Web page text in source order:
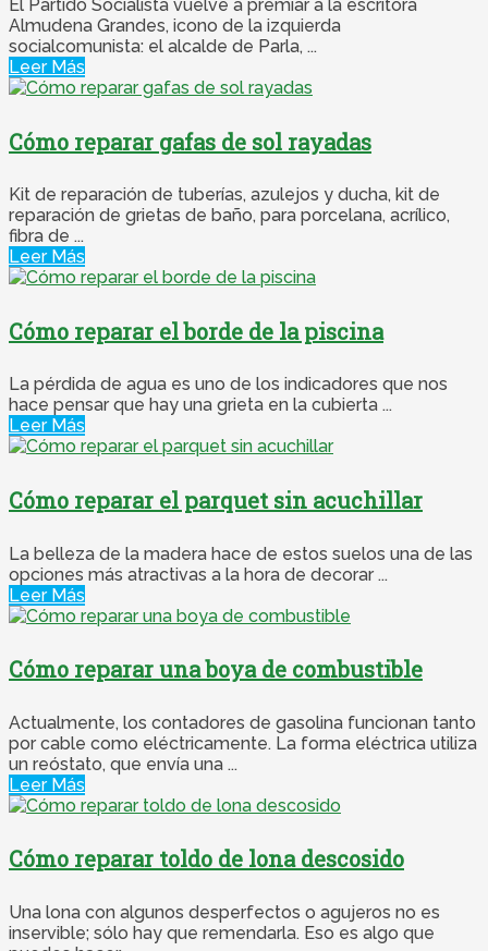
El Partido Socialista vuelve a premiar a la escritora
Almudena Grandes, icono de la izquierda
socialcomunista: el alcalde de Parla, ...
Leer Más
Cómo reparar gafas de sol rayadas
Kit de reparación de tuberías, azulejos y ducha, kit de
reparación de grietas de baño, para porcelana, acrílico,
fibra de ...
Leer Más
Cómo reparar el borde de la piscina
La pérdida de agua es uno de los indicadores que nos
hace pensar que hay una grieta en la cubierta ...
Leer Más
Cómo reparar el parquet sin acuchillar
La belleza de la madera hace de estos suelos una de las
opciones más atractivas a la hora de decorar ...
Leer Más
Cómo reparar una boya de combustible
Actualmente, los contadores de gasolina funcionan tanto
por cable como eléctricamente. La forma eléctrica utiliza
un reóstato, que envía una ...
Leer Más
Cómo reparar toldo de lona descosido
Una lona con algunos desperfectos o agujeros no es
inservible; sólo hay que remendarla. Eso es algo que